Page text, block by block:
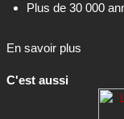
Plus de 30 000
En savoir plus
C'est aussi